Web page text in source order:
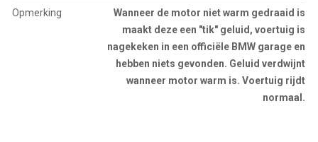
Opmerking
Wanneer de motor niet warm gedraaid is
maakt deze een "tik" geluid, voertuig is
nagekeken in een officiële BMW garage en
hebben niets gevonden. Geluid verdwijnt
wanneer motor warm is. Voertuig rijdt
normaal.